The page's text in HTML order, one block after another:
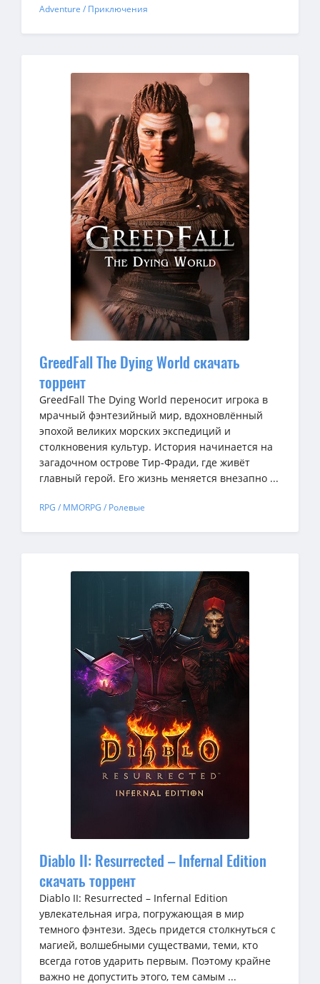
Adventure / Приключения
GreedFall The Dying World скачать
торрент
GreedFall The Dying World переносит игрока в
мрачный фэнтезийный мир, вдохновлённый
эпохой великих морских экспедиций и
столкновения культур. История начинается на
загадочном острове Тир-Фради, где живёт
главный герой. Его жизнь меняется внезапно ...
RPG / MMORPG / Ролевые
Diablo II: Resurrected – Infernal Edition
скачать торрент
Diablo II: Resurrected – Infernal Edition
увлекательная игра, погружающая в мир
темного фэнтези. Здесь придется столкнуться с
магией, волшебными существами, теми, кто
всегда готов ударить первым. Поэтому крайне
важно не допустить этого, тем самым ...